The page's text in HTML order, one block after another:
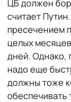
ЦБ должен
считает
пресечением
целых
дней. Однако,
надо еще
должны тоже
обеспечивать